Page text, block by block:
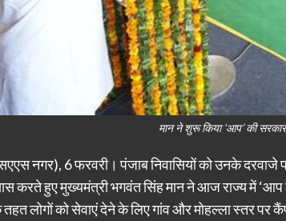
मान ने शुरू किया ‘आप’ की
नगर), 6 फरवरी। पंजाब निवासियों को उनके दरवाजे
करते हुए मुख्यमंत्री भगवंत सिंह मान ने आज राज्य में ‘आप
लोगों को सेवाएं देने के लिए गांव और मोहल्ला स्तर पर